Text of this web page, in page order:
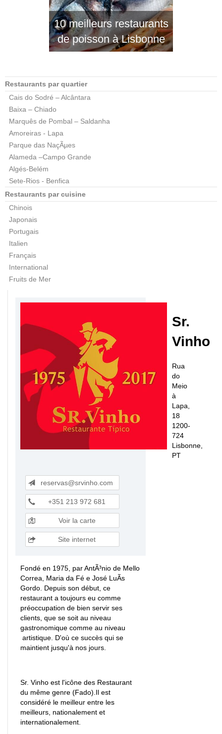
10 meilleurs restaurants
de poisson à Lisbonne
Restaurants par quartier
Cais do Sodré – Alcântara
Baixa – Chiado
Marquês de Pombal – Saldanha
Amoreiras - Lapa
Parque das NaçÃµes
Alameda –Campo Grande
Algés-Belém
Sete-Rios - Benfica
Restaurants par cuisine
Chinois
Japonais
Portugais
Italien
Français
International
Fruits de Mer
Sr.
Vinho
Rua
do
Meio
à
Lapa,
18
1200-
724
Lisbonne,
PT
reservas@srvinho.com
+351 213 972 681
Voir la carte
Site internet
Fondé en 1975, par AntÃ³nio de Mello
Correa, Maria da Fé e José LuÃ­s
Gordo. Depuis son début, ce
restaurant a toujours eu comme
préoccupation de bien servir ses
clients, que se soit au niveau
gastronomique comme au niveau
artistique. D'où ce succès qui se
maintient jusqu'à nos jours.
Sr. Vinho est l'icône des Restaurant
du même genre (Fado).Il est
considéré le meilleur entre les
meilleurs, nationalement et
internationalement.